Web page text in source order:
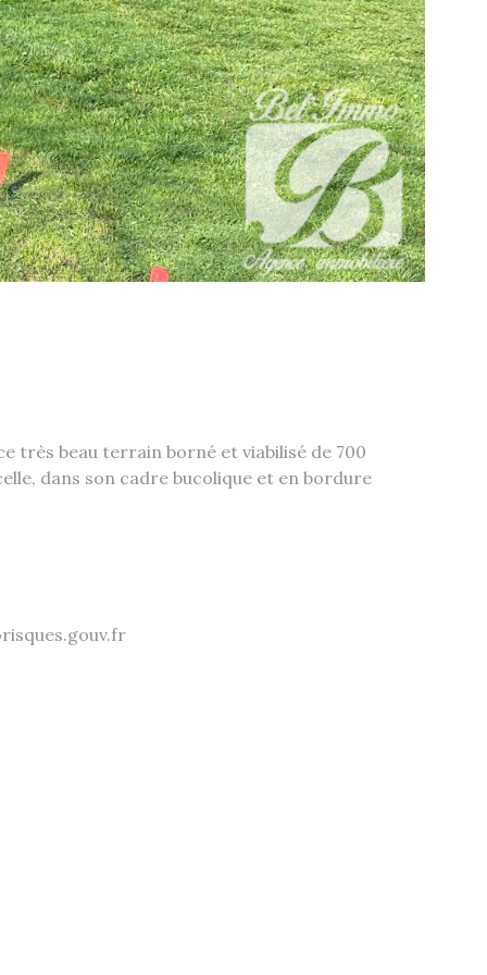
très beau terrain borné et viabilisé de 700
dans son cadre bucolique et en bordure